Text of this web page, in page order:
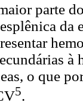
parte
da
o que
5.